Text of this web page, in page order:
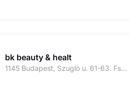
bk beauty & healt
1145 Budapest, Szugló u. 61-63. Fszt. 3.üzlet